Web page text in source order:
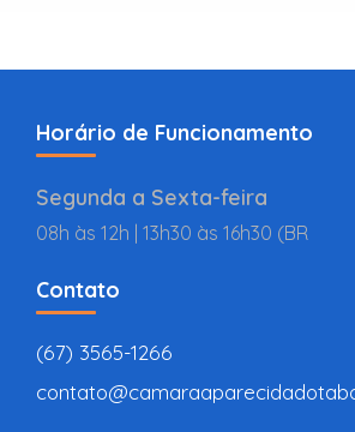
Horário de Funcionamento
Segunda a Sexta-feira
08h às 12h | 13h30 às 16h30 (BR
Contato
(67) 3565-1266